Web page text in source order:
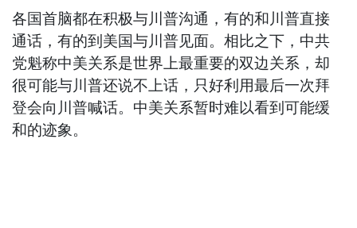
各国首脑都在积极与川普沟通，有的和川普直接
通话，有的到美国与川普见面。相比之下，中共
党魁称中美关系是世界上最重要的双边关系，却
很可能与川普还说不上话，只好利用最后一次拜
登会向川普喊话。中美关系暂时难以看到可能缓
和的迹象。